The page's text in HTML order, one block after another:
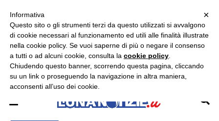
ASCOLTA RADIO LUNA
×
×
Informativa
Questo sito o gli strumenti terzi da questo utilizzati si avvalgono
di cookie necessari al funzionamento ed utili alle finalità illustrate
nella cookie policy. Se vuoi saperne di più o negare il consenso
a tutti o ad alcuni cookie, consulta la cookie policy
Chiudendo questo banner, scorrendo questa pagina, cliccando
su un link o proseguendo la navigazione in altra maniera,
acconsenti all’uso dei cookie.